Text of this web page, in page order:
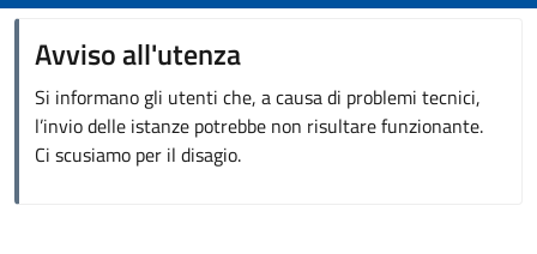
Avviso all'utenza
Si informano gli utenti che, a causa di problemi tecnici,
l’invio delle istanze potrebbe non risultare funzionante.
Ci scusiamo per il disagio.